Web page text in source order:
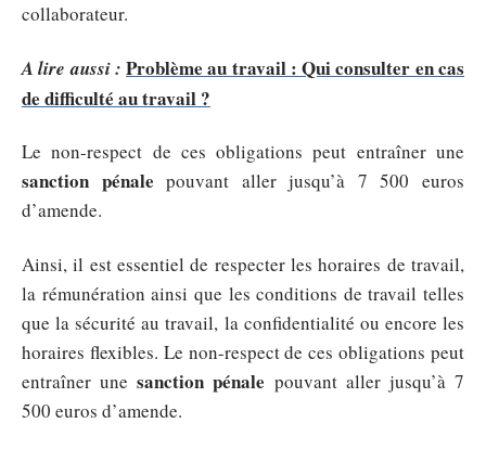
collaborateur.
A lire aussi : Problème au travail : Qui consulter en cas
de difficulté au travail ?
Le non-respect de ces obligations peut entraîner une
sanction pénale pouvant aller jusqu’à 7 500 euros
d’amende.
Ainsi, il est essentiel de respecter les horaires de travail,
la rémunération ainsi que les conditions de travail telles
que la sécurité au travail, la confidentialité ou encore les
horaires flexibles. Le non-respect de ces obligations peut
entraîner unesanction pénale pouvant aller jusqu’à 7
500 euros d’amende.